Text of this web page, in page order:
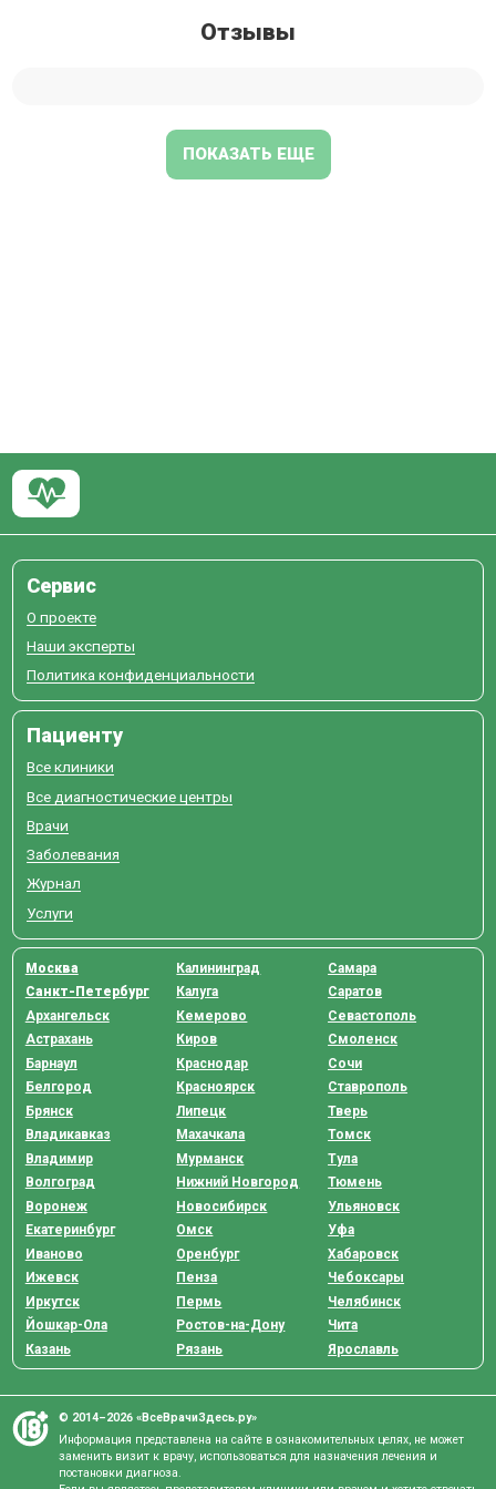
Отзывы
ПОКАЗАТЬ ЕЩЕ
Сервис
О проекте
Наши эксперты
Политика конфиденциальности
Пациенту
Все клиники
Все диагностические центры
Врачи
Заболевания
Журнал
Услуги
Москва
Санкт-Петербург
Архангельск
Астрахань
Барнаул
Белгород
Брянск
Владикавказ
Владимир
Волгоград
Воронеж
Екатеринбург
Иваново
Ижевск
Иркутск
Йошкар-Ола
Казань
Калининград
Калуга
Кемерово
Киров
Краснодар
Красноярск
Липецк
Махачкала
Мурманск
Нижний Новгород
Новосибирск
Омск
Оренбург
Пенза
Пермь
Ростов-на-Дону
Рязань
Самара
Саратов
Севастополь
Смоленск
Сочи
Ставрополь
Тверь
Томск
Тула
Тюмень
Ульяновск
Уфа
Хабаровск
Чебоксары
Челябинск
Чита
Ярославль
© 2014–2026 «ВсеВрачиЗдесь.ру»
Информация представлена на сайте в ознакомительных целях, не может
заменить визит к врачу, использоваться для назначения лечения и
постановки диагноза.